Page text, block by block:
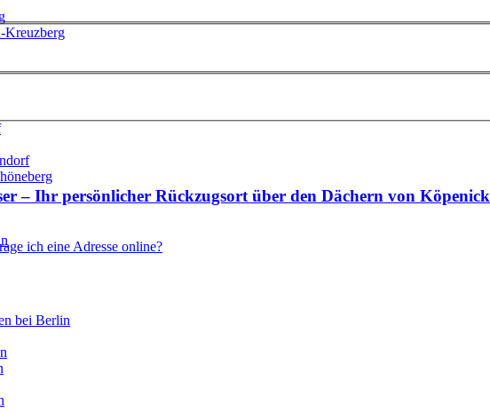
Kreuzberg
bei Berlin
– Ihr persönlicher Rückzugsort über den Dächern von Köpenick